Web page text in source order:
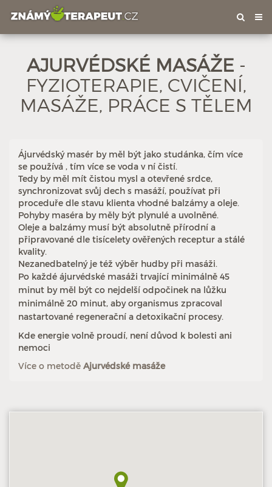
AJURVÉDSKÉ MASÁŽE -
FYZIOTERAPIE, CVIČENÍ,
MASÁŽE, PRÁCE S TĚLEM
Ájurvédský masér by měl být jako studánka, čím více
se používá , tím více se voda v ní čistí.
Tedy by měl mít čistou mysl a otevřené srdce,
synchronizovat svůj dech s masáží, používat při
proceduře dle stavu klienta vhodné balzámy a oleje.
Pohyby maséra by měly být plynulé a uvolněné.
Oleje a balzámy musí být absolutně přírodní a
připravované dle tisícelety ověřených receptur a stálé
kvality.
Nezanedbatelný je též výběr hudby při masáži.
Po každé ájurvédské masáži trvající minimálně 45
minut by měl být co nejdelší odpočinek na lůžku
minimálně 20 minut, aby organismus zpracoval
nastartované regenerační a detoxikační procesy.
Kde energie volně proudí, není důvod k bolesti ani
nemoci
Více o metodě Ajurvédské masáže
Hodnoceno: 3× Profil terapeuta